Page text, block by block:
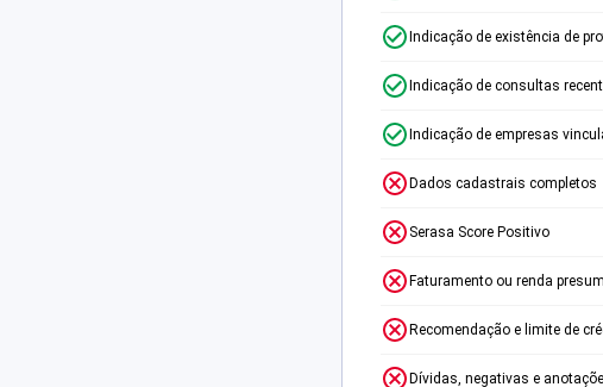
Indicação de existência de
Indicação de consultas
Indicação de empresas
Dados cadastrais completos
Serasa Score Positivo
Faturamento ou renda
Recomendação e limite de
Dívidas, negativas e